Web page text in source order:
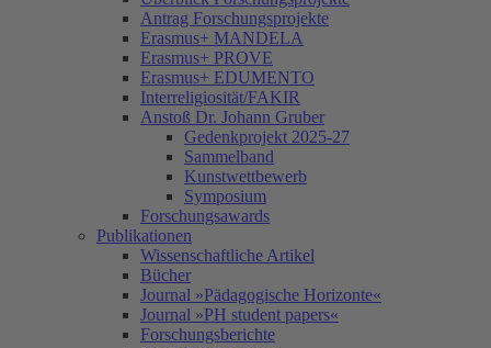
Antrag Forschungsprojekte
Erasmus+ MANDELA
Erasmus+ PROVE
Erasmus+ EDUMENTO
Interreligiosität/FAKIR
Anstoß Dr. Johann Gruber
Gedenkprojekt 2025-27
Sammelband
Kunstwettbewerb
Symposium
Forschungsawards
Publikationen
Wissenschaftliche Artikel
Bücher
Journal »Pädagogische Horizonte«
Journal »PH student papers«
Forschungsberichte